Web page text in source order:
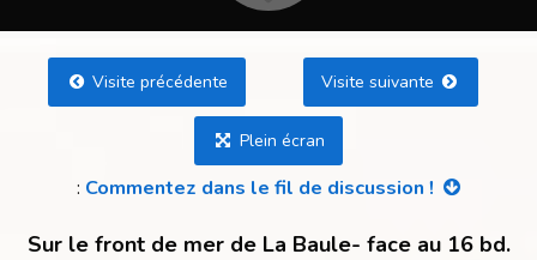
Visite précédente
Plein écran
: Commentez dans le fil de discussion !
Visite suivante
Sur le front de mer de La Baule- face au 16 bd.